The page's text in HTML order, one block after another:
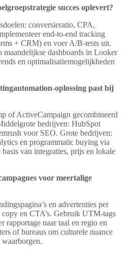
succes oplevert?
conversieratio, CPA,
end-to-end tracking
+ CRM) en voer A/B-tests uit.
maandelijkse dashboards in Looker
en optimalisatiemogelijkheden
oplossing past bij
of ActiveCampaign gecombineerd
bedrijven: HubSpot
voor SEO. Grote bedrijven:
en programmatic buying via
van integraties, prijs en lokale
voor meertalige
en advertenties per
copy en CTA’s. Gebruik UTM-tags
rapportage naar taal en regio en
of bureaus om culturele nuance